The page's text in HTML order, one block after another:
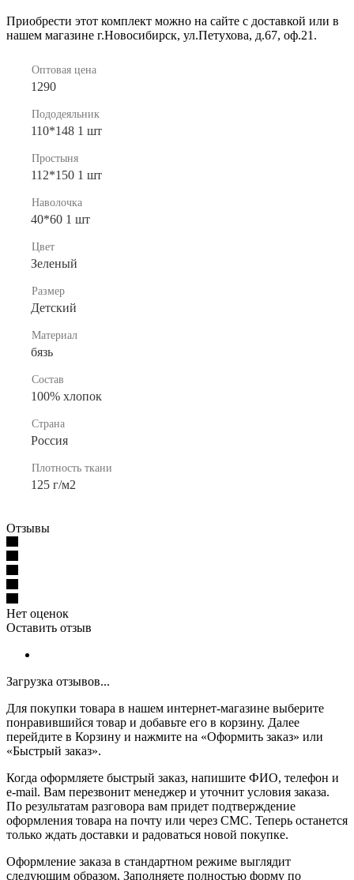
Приобрести этот комплект можно на сайте с доставкой или в
нашем магазине г.Новосибирск, ул.Петухова, д.67, оф.21.
Оптовая цена
1290
Пододеяльник
110*148 1 шт
Простыня
112*150 1 шт
Наволочка
40*60 1 шт
Цвет
Зеленый
Размер
Детский
Материал
бязь
Состав
100% хлопок
Страна
Россия
Плотность ткани
125 г/м2
Отзывы
Нет оценок
Оставить отзыв
Загрузка отзывов...
Для покупки товара в нашем интернет-магазине выберите
понравившийся товар и добавьте его в корзину. Далее
перейдите в Корзину и нажмите на «Оформить заказ» или
«Быстрый заказ».
Когда оформляете быстрый заказ, напишите ФИО, телефон и
e-mail. Вам перезвонит менеджер и уточнит условия заказа.
По результатам разговора вам придет подтверждение
оформления товара на почту или через СМС. Теперь останется
только ждать доставки и радоваться новой покупке.
Оформление заказа в стандартном режиме выглядит
следующим образом. Заполняете полностью форму по